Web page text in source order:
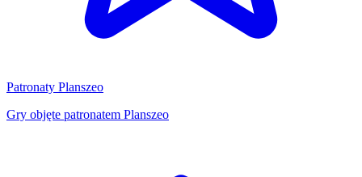
Patronaty Planszeo
Gry objęte patronatem Planszeo